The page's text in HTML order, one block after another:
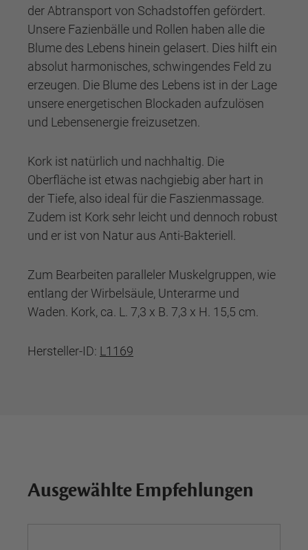
der Abtransport von Schadstoffen gefördert.
Unsere Fazienbälle und Rollen haben alle die
Blume des Lebens hinein gelasert. Dies hilft ein
absolut harmonisches, schwingendes Feld zu
erzeugen. Die Blume des Lebens ist in der Lage
unsere energetischen Blockaden aufzulösen
und Lebensenergie freizusetzen.
Kork ist natürlich und nachhaltig. Die
Oberfläche ist etwas nachgiebig aber hart in
der Tiefe, also ideal für die Faszienmassage.
Zudem ist Kork sehr leicht und dennoch robust
und er ist von Natur aus Anti-Bakteriell.
Zum Bearbeiten paralleler Muskelgruppen, wie
entlang der Wirbelsäule, Unterarme und
Waden. Kork, ca. L. 7,3 x B. 7,3 x H. 15,5 cm.
Hersteller-ID: L1169
Ausgewählte Empfehlungen